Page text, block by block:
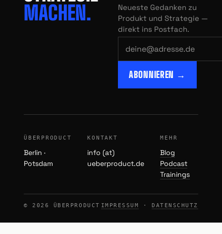
MACHEN.
Neueste Gedanken zu
Produkt und Strategie —
direkt ins Postfach.
ABONNIEREN →
ÜBERPRODUCT
Berlin ·
Potsdam
KONTAKT
info (at)
ueberproduct.de
MEHR
Blog
Podcast
Trainings
© 2026 ÜBERPRODUCT IMPRESSUM · DATENSCHUTZ